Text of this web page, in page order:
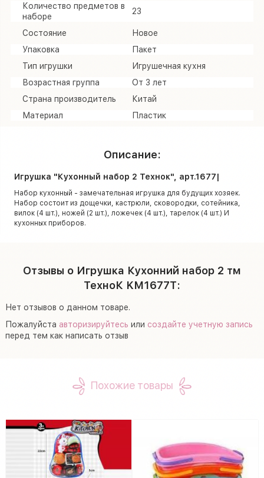
Количество предметов в
наборе
23
Состояние
Новое
Упаковка
Пакет
Тип игрушки
Игрушечная кухня
Возрастная группа
От 3 лет
Страна производитель
Китай
Материал
Пластик
Описание:
Игрушка "Кухонный набор 2 Технок", арт.1677|
Набор кухонный - замечательная игрушка для будущих хозяек.
Набор состоит из дощечки, кастрюли, сковородки, сотейника,
вилок (4 шт.), ножей (2 шт.), ложечек (4 шт.), тарелок (4 шт.) И
кухонных приборов.
Отзывы о Игрушка Кухонний набор 2 тм
ТехноК KM1677T:
Нет отзывов о данном товаре.
Пожалуйста авторизируйтесь или создайте учетную запись
перед тем как написать отзыв
Похожие товары